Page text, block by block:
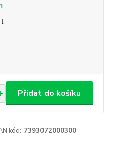
l
Přidat do košíku
kód: 7393072000300